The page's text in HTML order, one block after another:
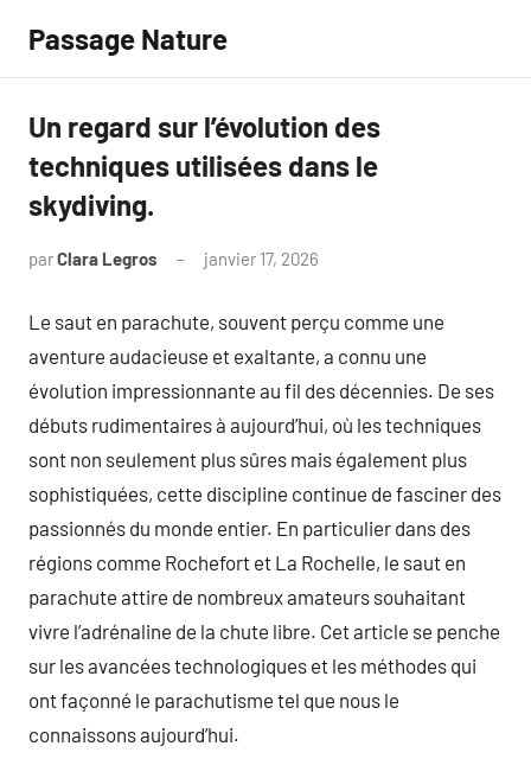
contenu
Passage Nature
Un regard sur l’évolution des
techniques utilisées dans le
skydiving.
parClara Legros janvier 17, 2026
Le saut en parachute, souvent perçu comme une
aventure audacieuse et exaltante, a connu une
évolution impressionnante au fil des décennies. De ses
débuts rudimentaires à aujourd’hui, où les techniques
sont non seulement plus sûres mais également plus
sophistiquées, cette discipline continue de fasciner des
passionnés du monde entier. En particulier dans des
régions comme Rochefort et La Rochelle, le saut en
parachute attire de nombreux amateurs souhaitant
vivre l’adrénaline de la chute libre. Cet article se penche
sur les avancées technologiques et les méthodes qui
ont façonné le parachutisme tel que nous le
connaissons aujourd’hui.